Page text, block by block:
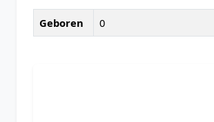
Geboren 0